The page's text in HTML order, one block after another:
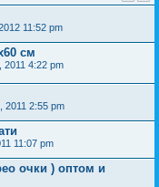
11:52 pm
см
2011 4:22 pm
2011 2:55 pm
11:07 pm
очки ) оптом и